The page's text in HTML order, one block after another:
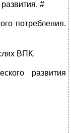
#
потребления.
ВПК.
развития